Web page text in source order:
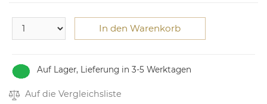
Auf Lager, Lieferung in 3-5 Werktagen
In den Warenkorb
Auf die Vergleichsliste